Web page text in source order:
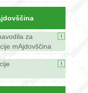
za
mAjdovščina